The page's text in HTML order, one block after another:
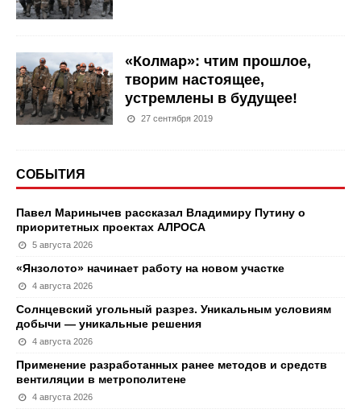
«Колмар»: чтим прошлое,
творим настоящее,
устремлены в будущее!
27 сентября 2019
СОБЫТИЯ
Павел Маринычев рассказал Владимиру Путину о
приоритетных проектах АЛРОСА
5 августа 2026
«Янзолото» начинает работу на новом участке
4 августа 2026
Солнцевский угольный разрез. Уникальным условиям
добычи — уникальные решения
4 августа 2026
Применение разработанных ранее методов и средств
вентиляции в метрополитене
4 августа 2026